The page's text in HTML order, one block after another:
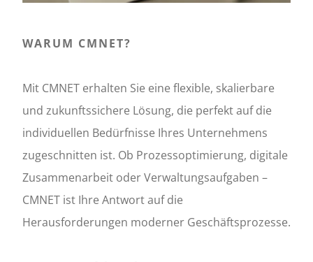
WARUM CMNET?
Mit CMNET erhalten Sie eine flexible, skalierbare
und zukunftssichere Lösung, die perfekt auf die
individuellen Bedürfnisse Ihres Unternehmens
zugeschnitten ist. Ob Prozessoptimierung, digitale
Zusammenarbeit oder Verwaltungsaufgaben –
CMNET ist Ihre Antwort auf die
Herausforderungen moderner Geschäftsprozesse.